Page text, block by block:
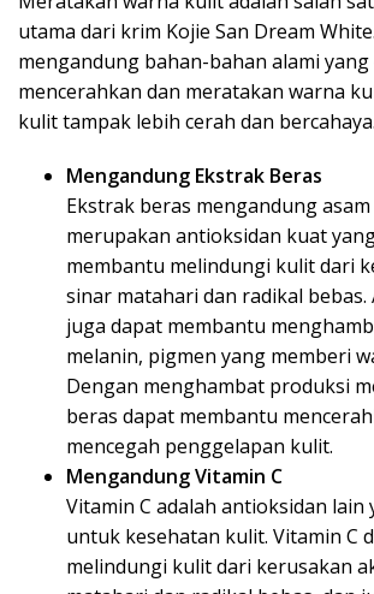
utama dari krim Kojie San Dream
mengandung bahan-bahan alami
mencerahkan dan meratakan warna
kulit tampak lebih cerah dan bercahaya.
Mengandung Ekstrak Beras
Ekstrak beras mengandung
merupakan antioksidan kuat
membantu melindungi kulit dari
sinar matahari dan radikal bebas.
juga dapat membantu
melanin, pigmen yang memberi
Dengan menghambat produksi
beras dapat membantu
mencegah penggelapan kulit.
Mengandung Vitamin C
Vitamin C adalah antioksidan
untuk kesehatan kulit. Vitamin C
melindungi kulit dari kerusakan